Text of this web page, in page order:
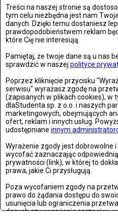
Treści na naszej stronie są
tym celu niezbędna jest nam
danych. Dzięki temu dostaniesz
prawdopodobieństwem reklam
które Cię nie interesują.
Pamiętaj, że twoje dane są u nas
sprawdzić w naszej polityce
Poprzez kliknięcie przycisku
serwisu" wyrażasz zgodę na
(zapisanych w plikach cookies), w
dlaStudenta sp. z o.o. i naszych
marketingowych, obejmujących
ofert, reklam i innych usług.
udostępniane innym
Wyrażenie zgody jest dobrowolne
wycofać zaznaczając
prywatności (link), w której to
prawa, jakie Ci przysługują.
Poza wycofaniem zgody na
prawo do żądania dostępu do
usunięcia lub ograniczenia
danych czy wyrażenia sprzeciwu
Wrocław: Romeo i Julia -
Teatrze Capitol
Zdjęć: 26
Stronie Śląskie w ruinach:
Zdjęć: 25